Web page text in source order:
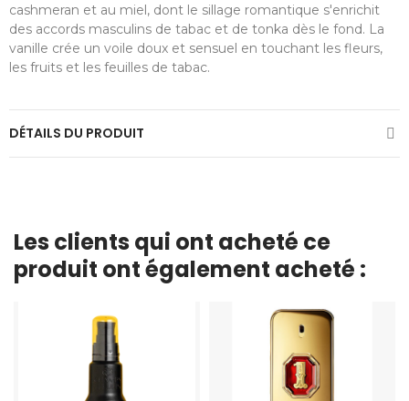
cashmeran et au miel, dont le sillage romantique s'enrichit
des accords masculins de tabac et de tonka dès le fond. La
vanille crée un voile doux et sensuel en touchant les fleurs,
les fruits et les feuilles de tabac.
DÉTAILS DU PRODUIT
Les clients qui ont acheté ce
produit ont également acheté :